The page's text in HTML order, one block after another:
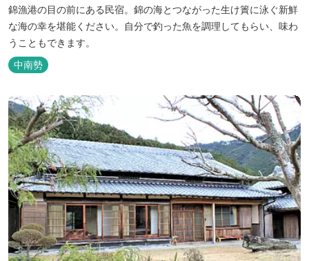
錦漁港の目の前にある民宿。錦の海とつながった生け簀に泳ぐ新鮮
な海の幸を堪能ください。自分で釣った魚を調理してもらい、味わ
うこともできます。
中南勢